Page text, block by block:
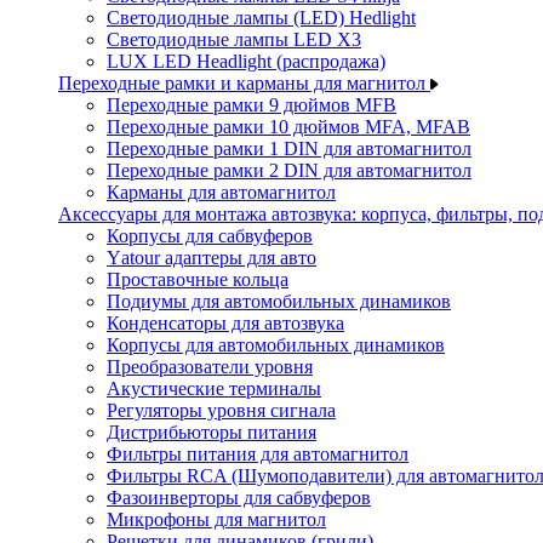
Светодиодные лампы (LED) Hedlight
Светодиодные лампы LED X3
LUX LED Headlight (распродажа)
Переходные рамки и карманы для магнитол
Переходные рамки 9 дюймов MFB
Переходные рамки 10 дюймов MFA, MFAB
Переходные рамки 1 DIN для автомагнитол
Переходные рамки 2 DIN для автомагнитол
Карманы для автомагнитол
Аксессуары для монтажа автозвука: корпуса, фильтры,
Корпусы для сабвуферов
Yаtour адаптеры для авто
Проставочные кольца
Подиумы для автомобильных динамиков
Конденсаторы для автозвука
Корпусы для автомобильных динамиков
Преобразователи уровня
Акустические терминалы
Регуляторы уровня сигнала
Дистрибьюторы питания
Фильтры питания для автомагнитол
Фильтры RCA (Шумоподавители) для автомагнитол
Фазоинверторы для сабвуферов
Микрофоны для магнитол